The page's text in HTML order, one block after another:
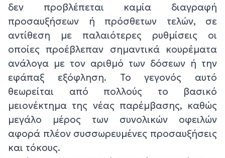
δεν προβλέπεται καμία διαγραφή
προσαυξήσεων ή πρόσθετων τελών, σε
αντίθεση με παλαιότερες ρυθμίσεις οι
οποίες προέβλεπαν σημαντικά κουρέματα
ανάλογα με τον αριθμό των δόσεων ή την
εφάπαξ εξόφληση. Το γεγονός αυτό
θεωρείται από πολλούς το βασικό
μειονέκτημα της νέας παρέμβασης, καθώς
μεγάλο μέρος των συνολικών οφειλών
αφορά πλέον συσσωρευμένες προσαυξήσεις
και τόκους.